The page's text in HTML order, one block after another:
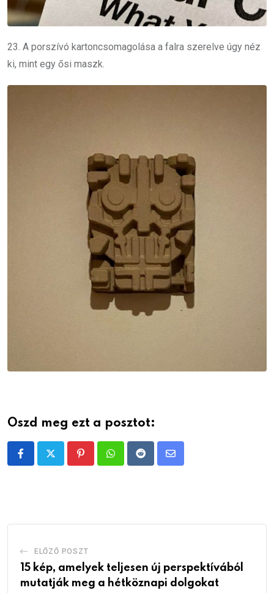
23. A porszívó kartoncsomagolása a falra szerelve úgy néz
ki, mint egy ősi maszk.
Oszd meg ezt a posztot:
PinterestWhatsappRedditShare
ELŐZŐ POSZT
15 kép, amelyek teljesen új perspektívából
mutatják meg a hétköznapi dolgokat